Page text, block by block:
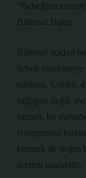
“Bebeğimi
Bilimsel Bakış
Bilimsel açıdan
bebek emzirmeye
edilmez. Çünkü,
sağlığını değil,
uzman, bu
iyileşmesini
kesmek de doğru
üretimi azalabilir.